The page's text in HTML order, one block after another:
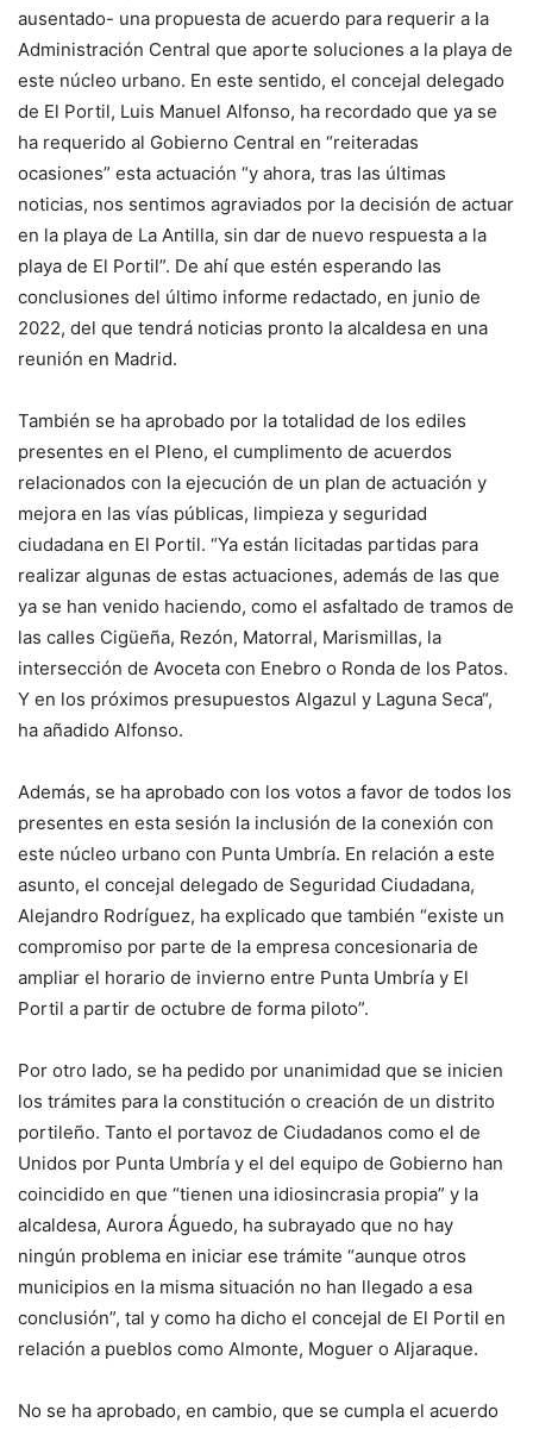
ausentado- una propuesta de acuerdo para requerir a la
Administración Central que aporte soluciones a la playa de
este núcleo urbano. En este sentido, el concejal delegado
de El Portil, Luis Manuel Alfonso, ha recordado que ya se
ha requerido al Gobierno Central en “reiteradas
ocasiones” esta actuación “y ahora, tras las últimas
noticias, nos sentimos agraviados por la decisión de actuar
en la playa de La Antilla, sin dar de nuevo respuesta a la
playa de El Portil”. De ahí que estén esperando las
conclusiones del último informe redactado, en junio de
2022, del que tendrá noticias pronto la alcaldesa en una
reunión en Madrid.
También se ha aprobado por la totalidad de los ediles
presentes en el Pleno, el cumplimento de acuerdos
relacionados con la ejecución de un plan de actuación y
mejora en las vías públicas, limpieza y seguridad
ciudadana en El Portil. “Ya están licitadas partidas para
realizar algunas de estas actuaciones, además de las que
ya se han venido haciendo, como el asfaltado de tramos de
las calles Cigüeña, Rezón, Matorral, Marismillas, la
intersección de Avoceta con Enebro o Ronda de los Patos.
Y en los próximos presupuestos Algazul y Laguna Seca“,
ha añadido Alfonso.
Además, se ha aprobado con los votos a favor de todos los
presentes en esta sesión la inclusión de la conexión con
este núcleo urbano con Punta Umbría. En relación a este
asunto, el concejal delegado de Seguridad Ciudadana,
Alejandro Rodríguez, ha explicado que también “existe un
compromiso por parte de la empresa concesionaria de
ampliar el horario de invierno entre Punta Umbría y El
Portil a partir de octubre de forma piloto”.
Por otro lado, se ha pedido por unanimidad que se inicien
los trámites para la constitución o creación de un distrito
portileño. Tanto el portavoz de Ciudadanos como el de
Unidos por Punta Umbría y el del equipo de Gobierno han
coincidido en que “tienen una idiosincrasia propia” y la
alcaldesa, Aurora Águedo, ha subrayado que no hay
ningún problema en iniciar ese trámite “aunque otros
municipios en la misma situación no han llegado a esa
conclusión”, tal y como ha dicho el concejal de El Portil en
relación a pueblos como Almonte, Moguer o Aljaraque.
No se ha aprobado, en cambio, que se cumpla el acuerdo